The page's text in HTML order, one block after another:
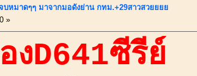
บหมาดๆๆ มาจากมอดังย่าน กทม.+29สาวสวยยยย
»
งD641ซีรี่ย์